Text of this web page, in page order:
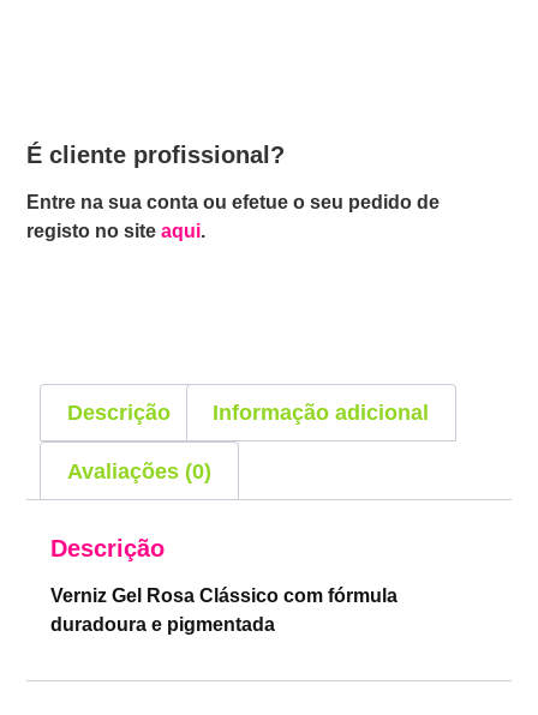
É cliente profissional?
Entre na sua conta ou efetue o seu pedido de
registo no siteaqui.
Descrição Informação adicional
Avaliações (0)
Descrição
Verniz Gel Rosa Clássico com fórmula
duradoura e pigmentada